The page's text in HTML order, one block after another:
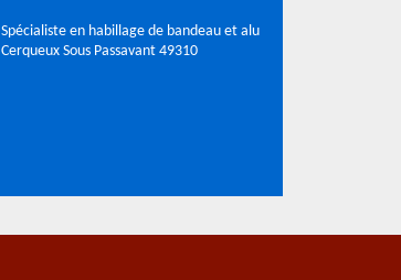
Spécialiste en habillage de bandeau et alu
Cerqueux Sous Passavant 49310